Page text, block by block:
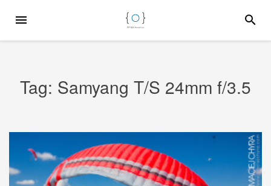
MENU
Tag: Samyang T/S 24mm f/3.5